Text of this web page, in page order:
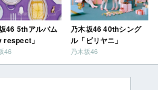
46 5thアルバム
respect」
46
乃木坂46 40thシング
ル「ビリヤニ」
乃木坂46